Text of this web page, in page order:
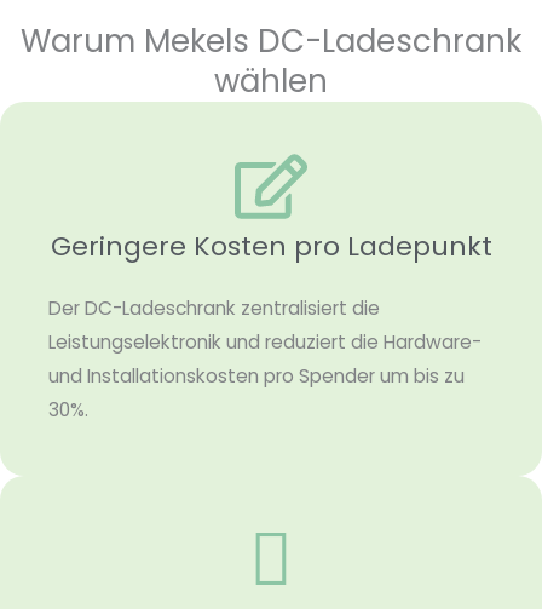
Warum Mekels DC-Ladeschrank
wählen
Geringere Kosten pro Ladepunkt
Der DC-Ladeschrank zentralisiert die
Leistungselektronik und reduziert die Hardware-
und Installationskosten pro Spender um bis zu
30%.